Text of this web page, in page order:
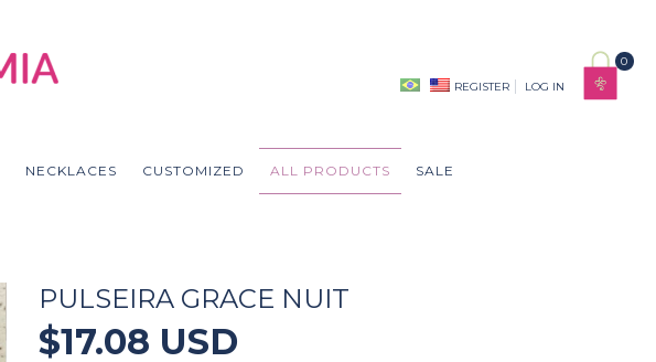
REGISTER LOG IN
0
NECKLACES CUSTOMIZED ALL PRODUCTS SALE
PULSEIRA GRACE NUIT
$17.08 USD